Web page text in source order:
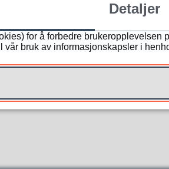
Fant du det du lette
Detaljer
for å forbedre brukeropplevelsen
vår bruk av informasjonskapsler i